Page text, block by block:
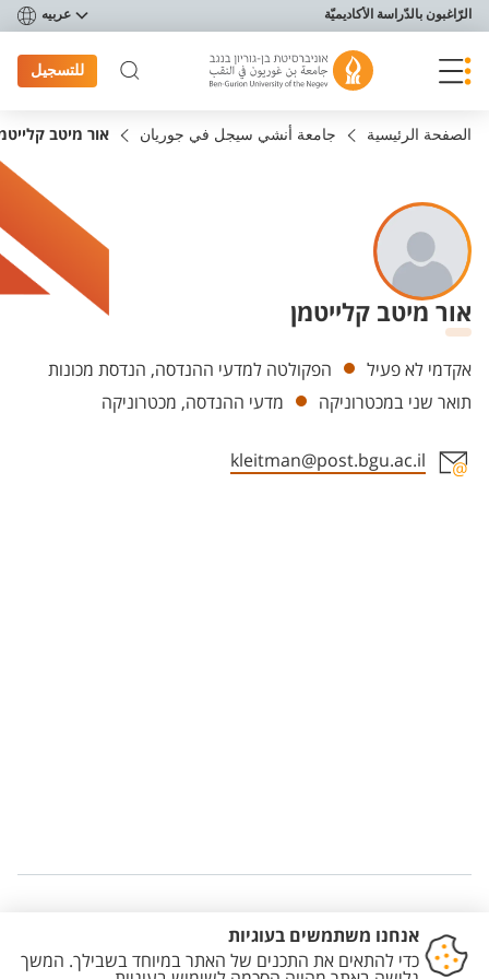
תפריט נגישות
الرّاغبون بالدّراسة الأكاديميّة عربيه
للتسجيل
الصفحة الرئيسية جامعة أنشي سيجل في جوريان אור מיטב
אור מיטב קלייטמן
Departments
אקדמי לא פעיל
הפקולטה למדעי ההנדסה, הנדסת מכונות
תואר שני במכטרוניקה
מדעי ההנדסה, מכטרוניקה
kleitman@post.bgu.ac.il